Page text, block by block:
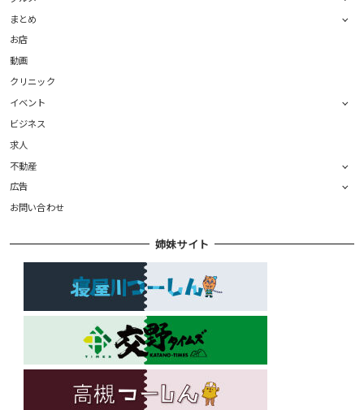
まとめ
お店
動画
クリニック
イベント
ビジネス
求人
不動産
広告
お問い合わせ
姉妹サイト